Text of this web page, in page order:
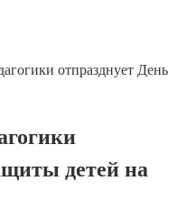
отпразднует День
детей на